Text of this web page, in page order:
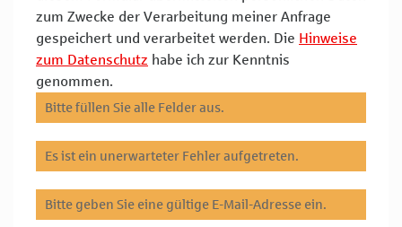
zum Zwecke der Verarbeitung meiner Anfrage
gespeichert und verarbeitet werden. Die Hinweise
zum Datenschutz habe ich zur Kenntnis
genommen.
Bitte füllen Sie alle Felder aus.
Es ist ein unerwarteter Fehler aufgetreten.
Bitte geben Sie eine gültige E-Mail-Adresse ein.